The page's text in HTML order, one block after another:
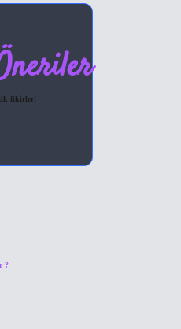
fikirler!
?